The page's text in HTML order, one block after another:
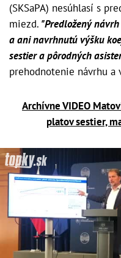
(SKSaPA) nesúhlasí s
miezd. "Predložený
a ani navrhnutú výšku
sestier a pôrodných
prehodnotenie návrhu a
Archívne VIDEO
platov sestier,